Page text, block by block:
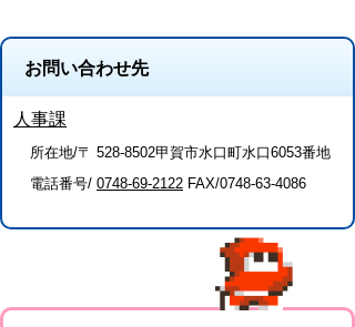
お問い合わせ先
人事課
所在地/〒 528-8502甲賀市水口町水口6053番地
電話番号/ 0748-69-2122 FAX/0748-63-4086